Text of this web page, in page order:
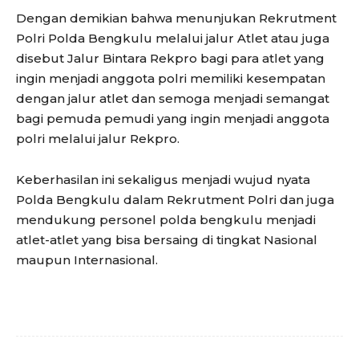
Dengan demikian bahwa menunjukan Rekrutment
Polri Polda Bengkulu melalui jalur Atlet atau juga
disebut Jalur Bintara Rekpro bagi para atlet yang
ingin menjadi anggota polri memiliki kesempatan
dengan jalur atlet dan semoga menjadi semangat
bagi pemuda pemudi yang ingin menjadi anggota
polri melalui jalur Rekpro.
Keberhasilan ini sekaligus menjadi wujud nyata
Polda Bengkulu dalam Rekrutment Polri dan juga
mendukung personel polda bengkulu menjadi
atlet-atlet yang bisa bersaing di tingkat Nasional
maupun Internasional.